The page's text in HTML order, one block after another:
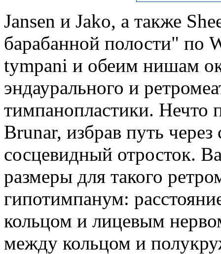
Jansen и Jako, а также
барабанной полости" по
tympani и обеим нишам
эндаурального и
тимпанопластики. Нечто
Brunar, избрав путь
сосцевидный отросток.
размеры для такого
гипотимпанум:
кольцом и лицевым
между кольцом и